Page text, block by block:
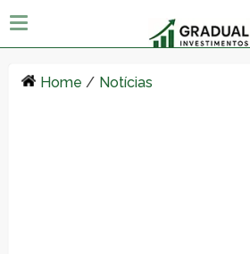
Home / Notícias